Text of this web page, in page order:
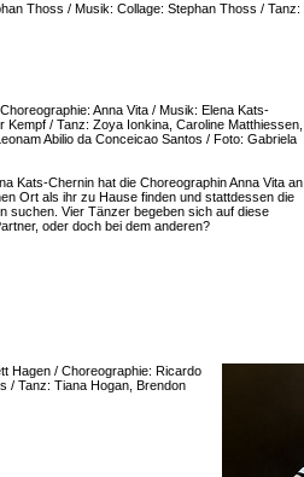
Thoss / Musik: Collage: Stephan Thoss /
Anna Vita / Musik: Elena Kats-
Kempf / Tanz: Zoya Ionkina, Caroline Matthiessen,
Abilio da Conceicao Santos / Foto: Gabriela
Kats-Chernin hat die Choreographin Anna Vita an
Ort als ihr zu Hause finden und stattdessen die
suchen. Vier Tänzer begeben sich auf diese
oder doch bei dem anderen?
Hagen / Choreographie: Ricardo
/ Tanz: Tiana Hogan, Brendon